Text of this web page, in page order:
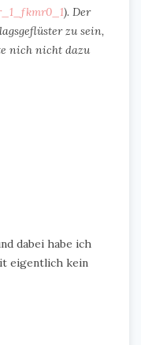
). Der
zu sein,
nich nicht dazu
dabei habe ich
eigentlich kein